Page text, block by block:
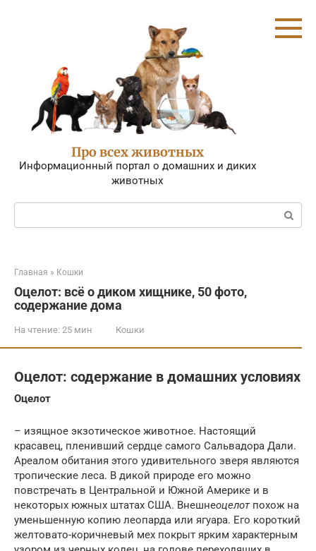
Про всех животных
Информационный портал о домашних и диких
животных
Поиск:
Главная » Кошки
Оцелот: всё о диком хищнике, 50 фото,
содержание дома
На чтение: 25 мин Кошки
Оцелот: содержание в домашних условиях
Оцелот
– изящное экзотическое животное. Настоящий
красавец, пленивший сердце самого Сальвадора Дали.
Ареалом обитания этого удивительного зверя являются
тропические леса. В дикой природе его можно
повстречать в Центральной и Южной Америке и в
некоторых южных штатах США. Внешнеоцелотпохож на
уменьшенную копию леопарда или ягуара. Его короткий
желтовато-коричневый мех покрыт ярким характерным